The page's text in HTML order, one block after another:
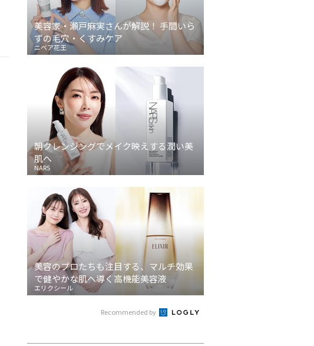
美容家・瀬戸麻実さんが解説！ 手間いら
ずの毛穴・くすみケア
ニベア花王
朝クレンジングでメイク映えする潤い美
肌へ
NARS
美容のプロたちも注目する、マルチ効果
で健やかな肌へ導く高機能美容液
エリクシール
Recommended by